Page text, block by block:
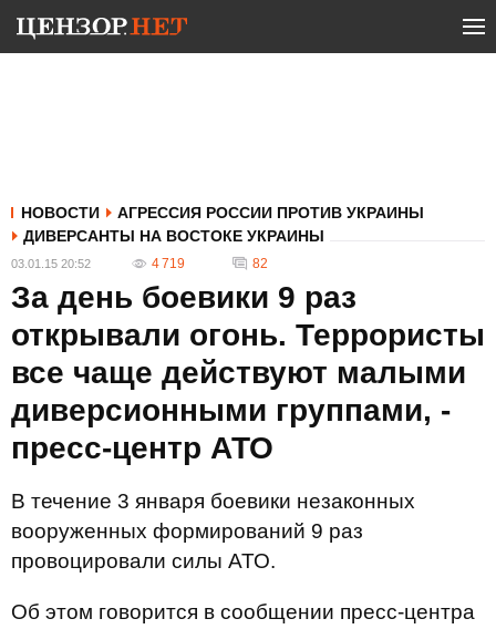
НОВОСТИ
АГРЕССИЯ РОССИИ ПРОТИВ УКРАИНЫ
ДИВЕРСАНТЫ НА ВОСТОКЕ УКРАИНЫ
03.01.15 20:52 4 719 82
За день боевики 9 раз
открывали огонь. Террористы
все чаще действуют малыми
диверсионными группами, -
пресс-центр АТО
В течение 3 января боевики незаконных
вооруженных формирований 9 раз
провоцировали силы АТО.
Об этом говорится в сообщении пресс-центра